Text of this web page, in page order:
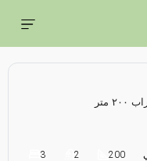
متر
3 2 200